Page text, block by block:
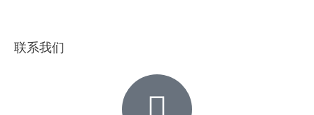
联系我们